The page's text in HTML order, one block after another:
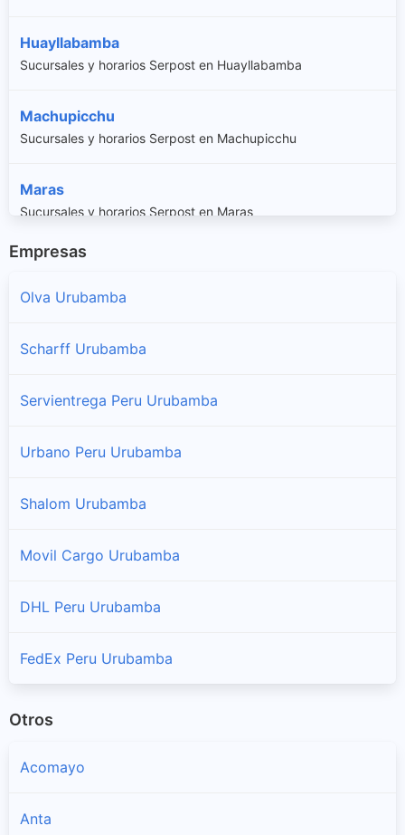
Huayllabamba
Sucursales y horarios Serpost en Huayllabamba
Machupicchu
Sucursales y horarios Serpost en Machupicchu
Maras
Sucursales y horarios Serpost en Maras
Ollantaytambo
Sucursales y horarios Serpost en Urubamba
Yucay
Empresas
Olva Urubamba
Scharff Urubamba
Servientrega Peru Urubamba
Urbano Peru Urubamba
Shalom Urubamba
Movil Cargo Urubamba
DHL Peru Urubamba
FedEx Peru Urubamba
Otros
Acomayo
Anta